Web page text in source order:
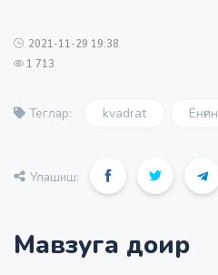
2021-11-29 19:38
1 713
Теглар: kvadrat Ёнғин
Улашиш:
Мавзуга доир